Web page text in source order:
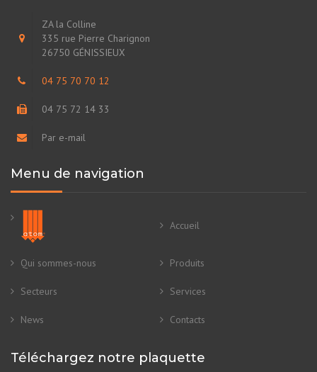
ZA la Colline
335 rue Pierre Charignon
26750 GÉNISSIEUX
04 75 70 70 12
04 75 72 14 33
Par e-mail
Menu de navigation
Accueil
Qui sommes-nous Produits
Secteurs Services
News Contacts
Téléchargez notre plaquette